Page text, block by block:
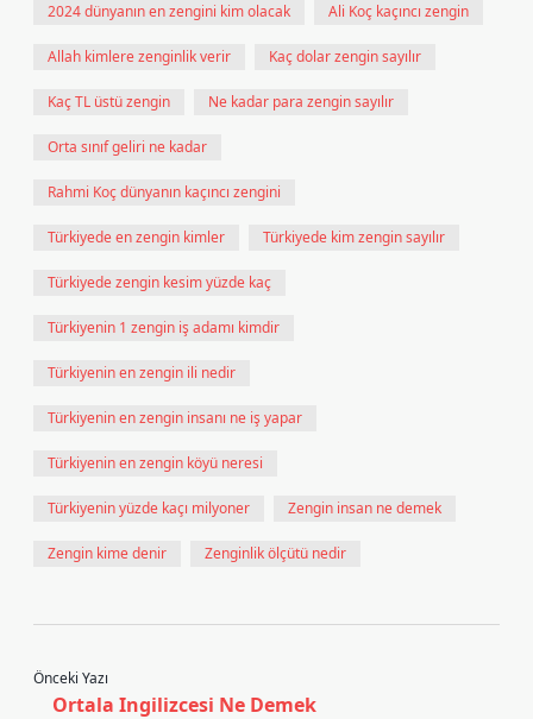
2024 dünyanın en zengini kim olacak Ali Koç kaçıncı zengin
Allah kimlere zenginlik verir Kaç dolar zengin sayılır
Kaç TL üstü zengin Ne kadar para zengin sayılır
Orta sınıf geliri ne kadar
Rahmi Koç dünyanın kaçıncı zengini
Türkiyede en zengin kimler Türkiyede kim zengin sayılır
Türkiyede zengin kesim yüzde kaç
Türkiyenin 1 zengin iş adamı kimdir
Türkiyenin en zengin ili nedir
Türkiyenin en zengin insanı ne iş yapar
Türkiyenin en zengin köyü neresi
Türkiyenin yüzde kaçı milyoner Zengin insan ne demek
Zengin kime denir Zenginlik ölçütü nedir
Önceki Yazı
Ortala Ingilizcesi Ne Demek